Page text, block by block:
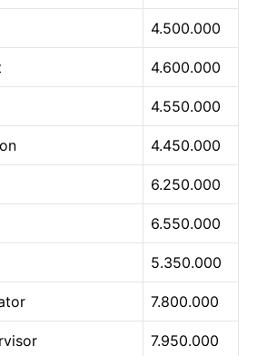
4.500.000
4.600.000
4.550.000
4.450.000
6.250.000
6.550.000
5.350.000
7.800.000
7.950.000